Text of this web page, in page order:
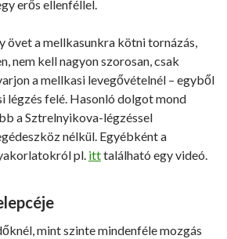
erős ellenféllel.
övet a mellkasunkra kötni tornázás,
nem kell nagyon szorosan, csak
a mellkasi levegővételnél – egyből
légzés felé. Hasonló dolgot mond
a Sztrelnyikova-légzéssel
nélkül. Egyébként a
pl. itttalálható egy videó.
mint szinte mindenféle mozgás